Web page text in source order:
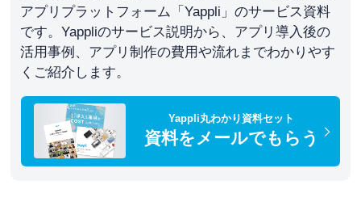
アプリプラットフォーム「Yappli」のサービス資料
です。Yappliのサービス説明から、アプリ導入後の
活用事例、アプリ制作の費用や流れまでわかりやす
くご紹介します。
Yappli丸わかり資料セット
資料をメールでもらう